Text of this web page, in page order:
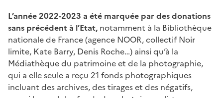
L’année 2022-2023 a été marquée par des donations
sans précédent à l’Etat, notamment à la Bibliothèque
nationale de France (agence NOOR, collectif Noir
limite, Kate Barry, Denis Roche…) ainsi qu’à la
Médiathèque du patrimoine et de la photographie,
qui a elle seule a reçu 21 fonds photographiques
incluant des archives, des tirages et des négatifs,